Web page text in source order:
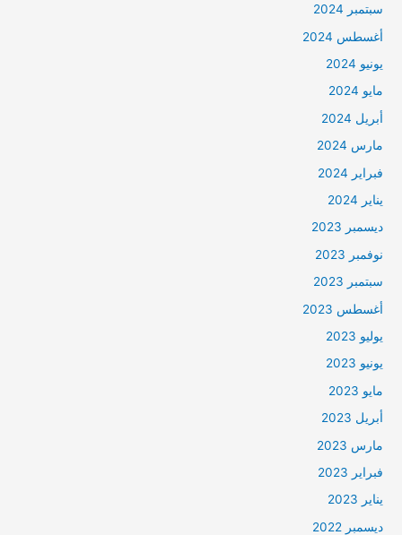
سبتمبر 2024
أغسطس 2024
يونيو 2024
مايو 2024
أبريل 2024
مارس 2024
فبراير 2024
يناير 2024
ديسمبر 2023
نوفمبر 2023
سبتمبر 2023
أغسطس 2023
يوليو 2023
يونيو 2023
مايو 2023
أبريل 2023
مارس 2023
فبراير 2023
يناير 2023
ديسمبر 2022